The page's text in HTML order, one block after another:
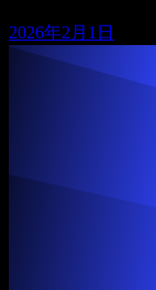
2026年2月1日